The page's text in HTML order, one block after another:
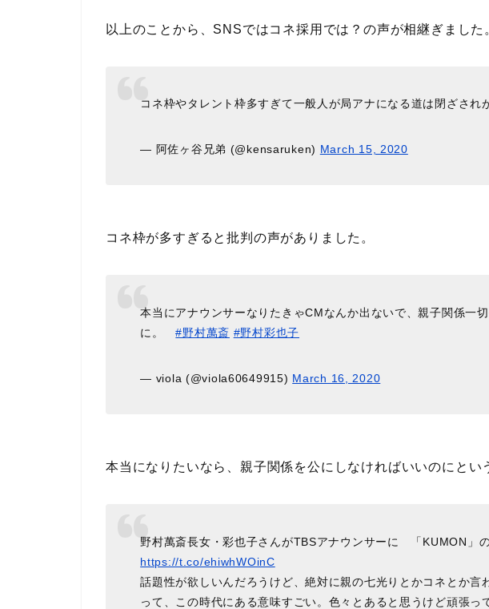
以上のことから、SNSではコネ採用では？の声が相継ぎました
コネ枠やタレント枠多すぎて一般人が局アナになる道は閉ざされ
— 阿佐ヶ谷兄弟 (@kensaruken) March 15, 2020
コネ枠が多すぎると批判の声がありました。
本当にアナウンサーなりたきゃCMなんか出ないで、親子関係一
に。#野村萬斎 #野村彩也子
— viola (@viola60649915) March 16, 2020
本当になりたいなら、親子関係を公にしなければいいのにとい
野村萬斎長女・彩也子さんがTBSアナウンサーに 「KUMON」
https://t.co/ehiwhWOinC
話題性が欲しいんだろうけど、絶対に親の七光りとかコネとか言
って、この時代にある意味すごい。色々とあると思うけど頑張っ